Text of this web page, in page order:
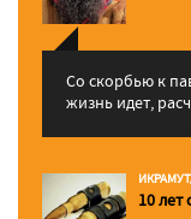
Со скорбью к
жизнь идет,
10